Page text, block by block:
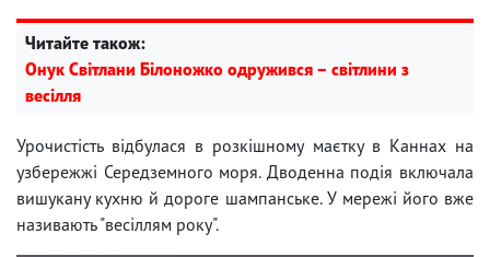
Читайте також:
Онук Світлани Білоножко одружився – світлини з
весілля
Урочистість відбулася в розкішному маєтку в Каннах на
узбережжі Середземного моря. Дводенна подія включала
вишукану кухню й дороге шампанське. У мережі його вже
називають "весіллям року".